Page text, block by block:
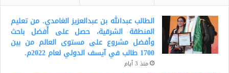
الطالب عبدالله بن عبدالعزيز الغامدي. من تعليم
المنطقة الشرقية، حصل على أفضل باحث
وأفضل مشروع على مستوى العالم من بين
1700 طالب في آيسف الدولي لعام 2022م.
منذ 3 أيام